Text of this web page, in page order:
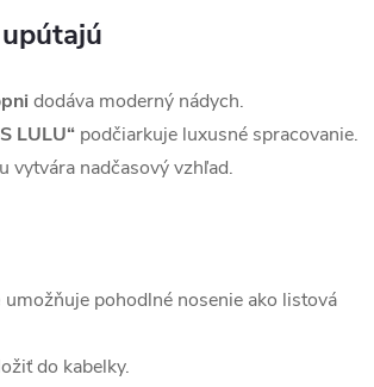
dodáva moderný nádych.
LULU“ podčiarkuje luxusné spracovanie.
vytvára nadčasový vzhľad.
umožňuje pohodlné nosenie ako listová
do kabelky.